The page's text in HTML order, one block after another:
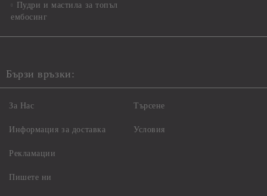
Пудри и мастила за топъл
ембосинг
Бързи връзки:
За Нас
Информация за доставка
Рекламации
Пишете ни
Търсене
Условия